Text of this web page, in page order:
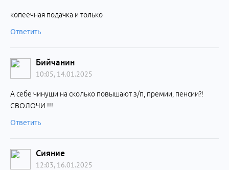
копеечная подачка и только
Ответить
Бийчанин
10:05, 14.01.2025
А себе чинуши на сколько повышают з/п, премии, пенсии?!
СВОЛОЧИ !!!
Ответить
Сияние
12:03, 16.01.2025